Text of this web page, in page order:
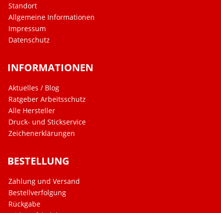
Standort
Allgemeine Informationen
Impressum
Datenschutz
INFORMATIONEN
Aktuelles / Blog
Ratgeber Arbeitsschutz
Alle Hersteller
Druck- und Stickservice
Zeichenerklärungen
BESTELLUNG
Zahlung und Versand
Bestellverfolgung
Rückgabe